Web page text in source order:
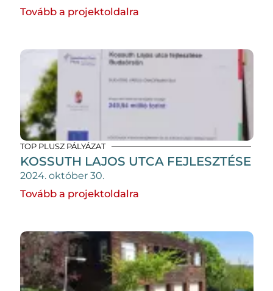
Tovább a projektoldalra
TOP PLUSZ PÁLYÁZAT
KOSSUTH LAJOS UTCA FEJLESZTÉSE
2024. október 30.
Tovább a projektoldalra